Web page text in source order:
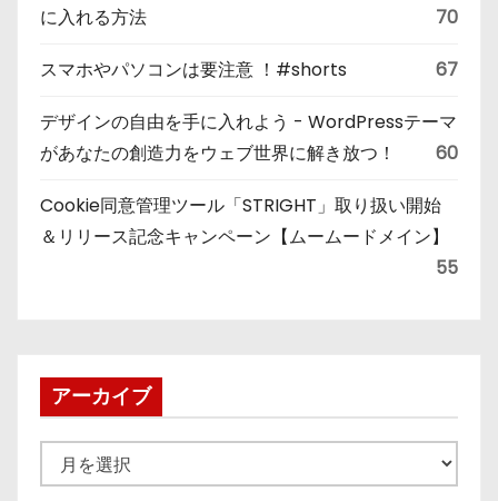
に入れる方法
70
スマホやパソコンは要注意 ！#shorts 67
デザインの自由を手に入れよう - WordPressテーマ
があなたの創造力をウェブ世界に解き放つ！
60
Cookie同意管理ツール「STRIGHT」取り扱い開始
＆リリース記念キャンペーン【ムームードメイン】
55
アーカイブ
ー